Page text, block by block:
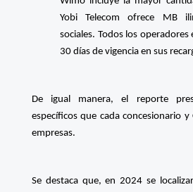
Yobi Telecom ofrece MB
sociales. Todos los
30 días de vigencia en sus
De igual manera, el reporte
específicos que cada concesionario
empresas.
Se destaca que, en 2024 se